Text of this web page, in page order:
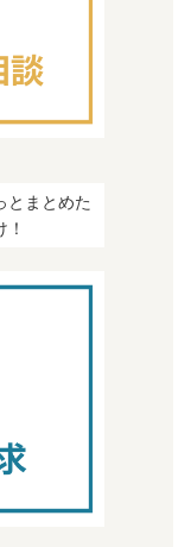
とまとめた